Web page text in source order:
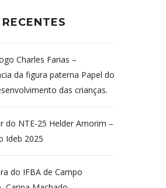
Charles Farias –
da figura paterna Papel do
das crianças.
do NTE-25 Helder Amorim –
Ideb 2025
do IFBA de Campo